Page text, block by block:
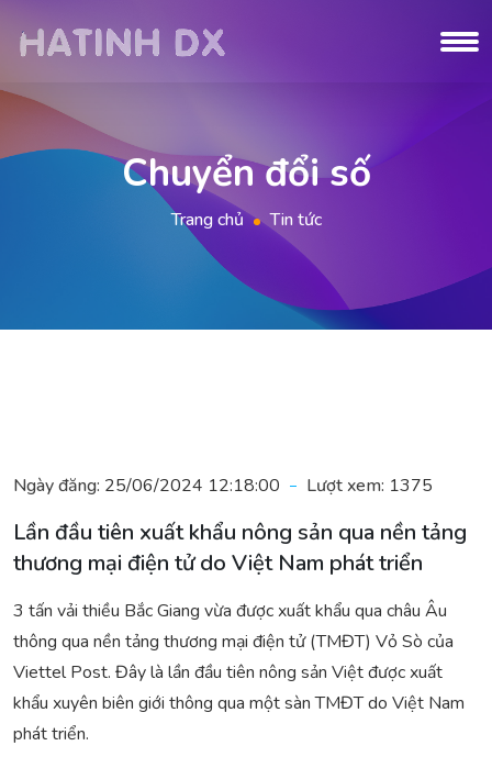
Chuyển đổi số
Trang chủ Tin tức
Ngày đăng: 25/06/2024 12:18:00 Lượt xem: 1375
Lần đầu tiên xuất khẩu nông sản qua nền tảng
thương mại điện tử do Việt Nam phát triển
3 tấn vải thiều Bắc Giang vừa được xuất khẩu qua châu Âu
thông qua nền tảng thương mại điện tử (TMĐT) Vỏ Sò của
Viettel Post. Đây là lần đầu tiên nông sản Việt được xuất
khẩu xuyên biên giới thông qua một sàn TMĐT do Việt Nam
phát triển.